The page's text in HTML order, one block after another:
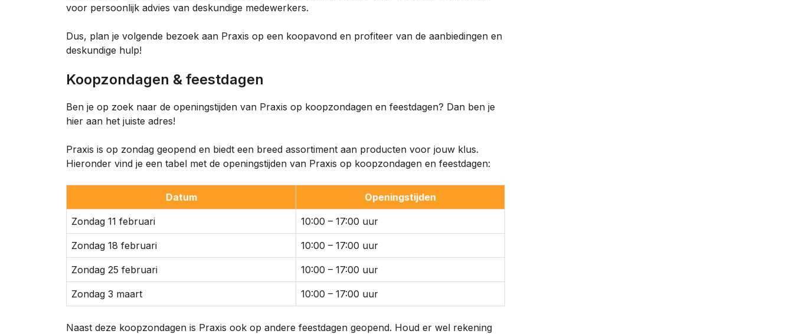
voor persoonlijk advies van deskundige medewerkers.
Dus, plan je volgende bezoek aan Praxis op een koopavond en profiteer van de aanbiedingen en
deskundige hulp!
Koopzondagen & feestdagen
Ben je op zoek naar de openingstijden van Praxis op koopzondagen en feestdagen? Dan ben je
hier aan het juiste adres!
Praxis is op zondag geopend en biedt een breed assortiment aan producten voor jouw klus.
Hieronder vind je een tabel met de openingstijden van Praxis op koopzondagen en feestdagen:
Datum Openingstijden
Zondag 11 februari 10:00 – 17:00 uur
Zondag 18 februari 10:00 – 17:00 uur
Zondag 25 februari 10:00 – 17:00 uur
Zondag 3 maart 10:00 – 17:00 uur
Naast deze koopzondagen is Praxis ook op andere feestdagen geopend. Houd er wel rekening